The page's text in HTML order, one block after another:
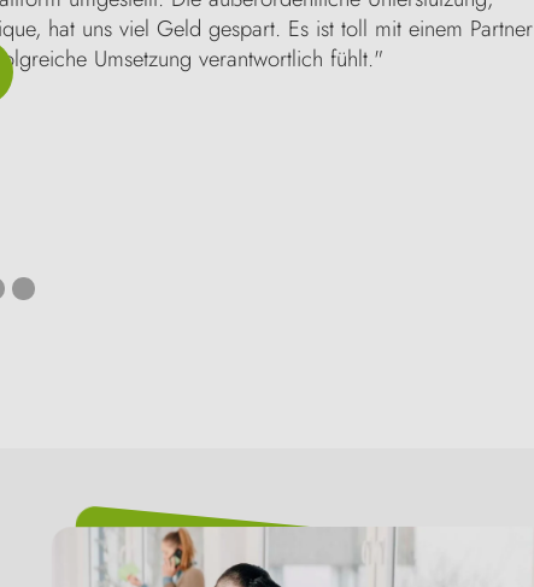
hat uns viel Geld gespart. Es ist toll mit einem Partner
Umsetzung verantwortlich fühlt."